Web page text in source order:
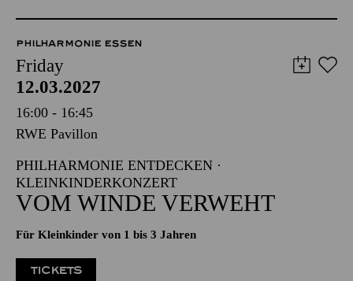
PHILHARMONIE ESSEN
Friday
12.03.2027
16:00 - 16:45
RWE Pavillon
PHILHARMONIE ENTDECKEN ·
KLEINKINDERKONZERT
VOM WINDE VERWEHT
Für Kleinkinder von 1 bis 3 Jahren
TICKETS